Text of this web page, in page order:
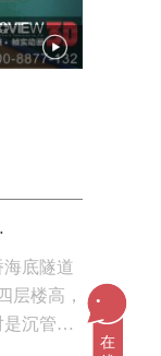
初吻
底隧道
层楼高，
沉管中
...
在